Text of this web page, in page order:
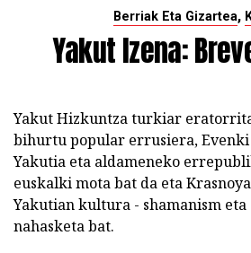
Berriak Eta Gizartea,
Yakut Izena:
Yakut Hizkuntza turkiar
bihurtu popular errusiera, Evenki
Yakutia eta aldameneko
euskalki mota bat da eta
Yakutian kultura - shamanism
nahasketa bat.